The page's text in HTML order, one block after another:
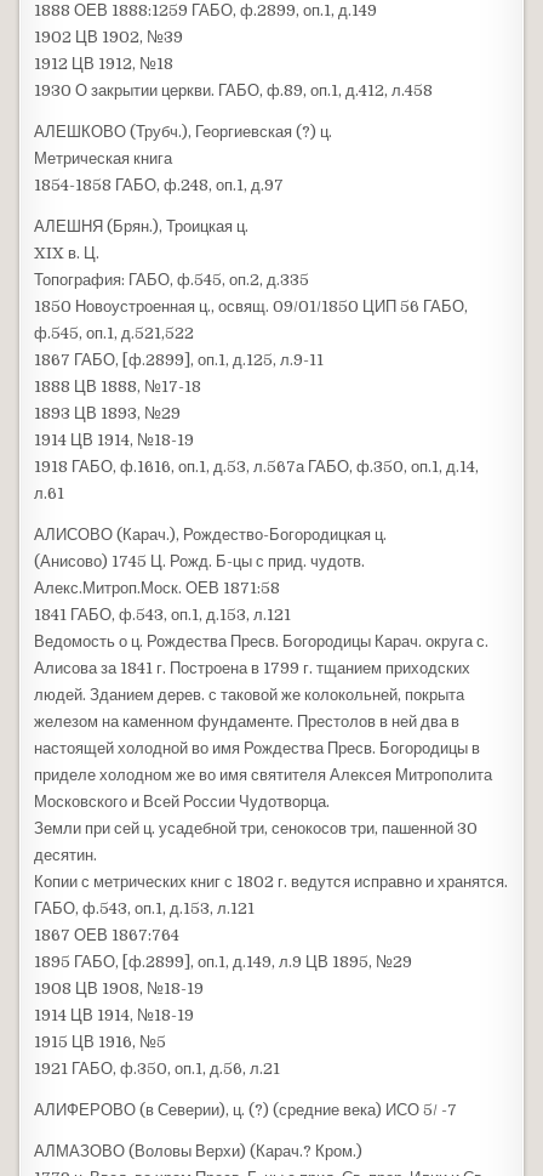
1888 ОЕВ 1888:1259 ГАБО, ф.2899, оп.1, д.149
1902 ЦВ 1902, №39
1912 ЦВ 1912, №18
1930 О закрытии церкви. ГАБО, ф.89, оп.1, д.412, л.458
АЛЕШКОВО (Трубч.), Георгиевская (?) ц.
Метрическая книга
1854-1858 ГАБО, ф.248, оп.1, д.97
АЛЕШНЯ (Брян.), Троицкая ц.
XIX в. Ц.
Топография: ГАБО, ф.545, оп.2, д.335
1850 Новоустроенная ц., освящ. 09/01/1850 ЦИП 56 ГАБО,
ф.545, оп.1, д.521,522
1867 ГАБО, [ф.2899], оп.1, д.125, л.9-11
1888 ЦВ 1888, №17-18
1893 ЦВ 1893, №29
1914 ЦВ 1914, №18-19
1918 ГАБО, ф.1616, оп.1, д.53, л.567а ГАБО, ф.350, оп.1, д.14,
л.61
АЛИСОВО (Карач.), Рождество-Богородицкая ц.
(Анисово) 1745 Ц. Рожд. Б-цы с прид. чудотв.
Алекс.Митроп.Моск. ОЕВ 1871:58
1841 ГАБО, ф.543, оп.1, д.153, л.121
Ведомость о ц. Рождества Пресв. Богородицы Карач. округа с.
Алисова за 1841 г. Построена в 1799 г. тщанием приходских
людей. Зданием дерев. с таковой же колокольней, покрыта
железом на каменном фундаменте. Престолов в ней два в
настоящей холодной во имя Рождества Пресв. Богородицы в
приделе холодном же во имя святителя Алексея Митрополита
Московского и Всей России Чудотворца.
Земли при сей ц. усадебной три, сенокосов три, пашенной 30
десятин.
Копии с метрических книг с 1802 г. ведутся исправно и хранятся.
ГАБО, ф.543, оп.1, д.153, л.121
1867 ОЕВ 1867:764
1895 ГАБО, [ф.2899], оп.1, д.149, л.9 ЦВ 1895, №29
1908 ЦВ 1908, №18-19
1914 ЦВ 1914, №18-19
1915 ЦВ 1916, №5
1921 ГАБО, ф.350, оп.1, д.56, л.21
АЛИФЕРОВО (в Северии), ц. (?) (средние века) ИСО 5/ -7
АЛМАЗОВО (Воловы Верхи) (Карач.? Кром.)